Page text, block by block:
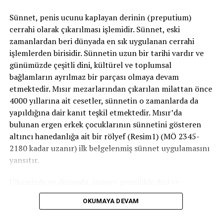
İLGILI KONULAR: AMELIYAT CERRAHİ
HASTALAR
PROSTAT
TEDAVİ
SIRADAKI
Bisiklet ve Cinsel Fonksiyon Bozukluğu
KAÇIRMAYIN
Prostat Hastalıkları
Sünnet, penis ucunu kaplayan derinin (preputium)
cerrahi olarak çıkarılması işlemidir. Sünnet, eski
zamanlardan beri dünyada en sık uygulanan cerrahi
işlemlerden birisidir. Sünnetin uzun bir tarihi vardır ve
günümüzde çeşitli dini, kültürel ve toplumsal
bağlamların ayrılmaz bir parçası olmaya devam
etmektedir. Mısır mezarlarından çıkarılan milattan önce
4000 yıllarına ait cesetler, sünnetin o zamanlarda da
yapıldığına dair kanıt teşkil etmektedir. Mısır’da
bulunan ergen erkek çocuklarının sünnetini gösteren
altıncı hanedanlığa ait bir rölyef (Resim1) (MÖ 2345-
2180 kadar uzanır) ilk belgelenmiş sünnet uygulamasını
yansıtır.
geleneksel nedenlerle uygulanır. Ancak bazı tıbbi
zorunluluklar veya koruyucu amaçlarla gerçekleştirilen
OKUMAYA DEVAM